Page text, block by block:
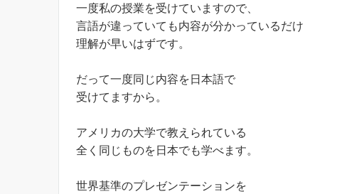
一度私の授業を受けていますので、
言語が違っていても内容が分かっているだけ
理解が早いはずです。
だって一度同じ内容を日本語で
受けてますから。
アメリカの大学で教えられている
全く同じものを日本でも学べます。
世界基準のプレゼンテーションを